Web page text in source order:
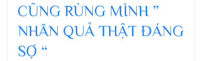
CŨNG RÙNG MÌNH ”
NHÂN QUẢ THẬT ĐÁNG
SỢ “